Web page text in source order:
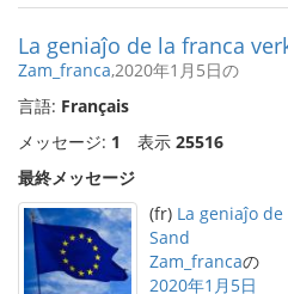
La geniaĵo de la franca
Zam_franca,2020年1月5日の
言語: Français
メッセージ: 1 表示 25516
最終メッセージ
(fr) La geniaĵo
Sand
Zam_francaの
2020年1月5日